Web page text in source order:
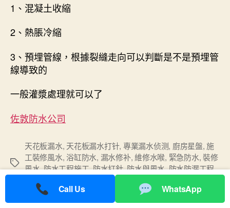
1、混凝土收縮
2、熱脹冷縮
3、預埋管線，根據裂縫走向可以判斷是不是預埋管
線導致的
一般灌漿處理就可以了
佐敦防水公司
Tags
天花板漏水, 天花板漏水打针, 專業漏水侦测, 廚房星盤,施
工裝修風水, 浴缸防水, 漏水修补,維修水喉, 緊急防水,裝修
風水,防水工程施工,防水打針,防水與風水,防水防漏工程,
Call Us WhatsApp